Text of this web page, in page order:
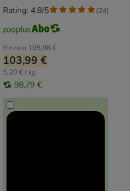
Einzeln 105,98 €
103,99 €
5,20 € / kg
98,79 €
Rating: 4.8/5 (24)